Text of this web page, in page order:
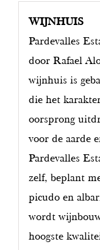
WIJNHUIS
Pardevalles
door Rafael
wijnhuis is
die het
oorsprong
voor de aarde
Pardevalles
zelf, beplant
picudo en
wordt
hoogste